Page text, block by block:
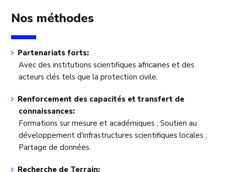
Nos méthodes
Partenariats forts:
Avec des institutions scientifiques africaines et des
acteurs clés tels que la protection civile.
Renforcement des capacités et transfert de
connaissances:
Formations sur mesure et académiques ; Soutien au
développement d'infrastructures scientifiques locales ;
Partage de données.
Recherche de Terrain: